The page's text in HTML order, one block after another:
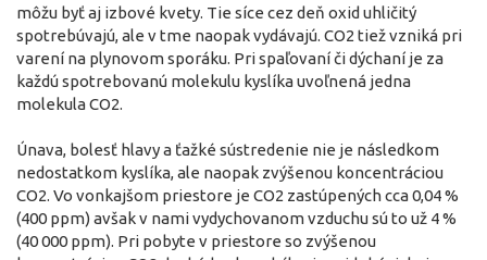
môžu byť aj izbové kvety. Tie síce cez deň oxid uhličitý
spotrebúvajú, ale v tme naopak vydávajú. CO2 tiež vzniká pri
varení na plynovom sporáku. Pri spaľovaní či dýchaní je za
každú spotrebovanú molekulu kyslíka uvoľnená jedna
molekula CO2.
Únava, bolesť hlavy a ťažké sústredenie nie je následkom
nedostatkom kyslíka, ale naopak zvýšenou koncentráciou
CO2. Vo vonkajšom priestore je CO2 zastúpených cca 0,04 %
(400 ppm) avšak v nami vydychovanom vzduchu sú to už 4 %
(40 000 ppm). Pri pobyte v priestore so zvýšenou